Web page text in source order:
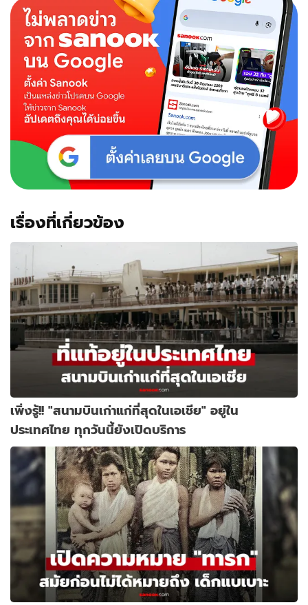
เรื่องที่เกี่ยวข้อง
เพิ่งรู้!! "สนามบินเก่าแก่ที่สุดในเอเชีย" อยู่ใน
ประเทศไทย ทุกวันนี้ยังเปิดบริการ